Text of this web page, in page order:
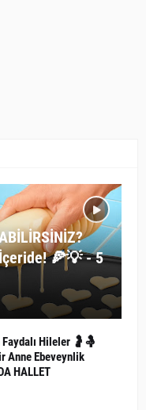
🍕💡 - 5
Hileler 🤰🤱
Anne Ebeveynlik
HALLET